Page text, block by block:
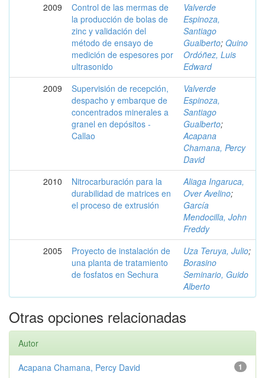
2009
Control de las mermas de
la producción de bolas de
zinc y validación del
método de ensayo de
medición de espesores por
ultrasonido
Valverde
Espinoza,
Santiago
Gualberto; Quino
Ordóñez, Luis
Edward
2009
Supervisión de recepción,
despacho y embarque de
concentrados minerales a
granel en depósitos -
Callao
Valverde
Espinoza,
Santiago
Gualberto;
Acapana
Chamana, Percy
David
2010
Nitrocarburación para la
durabilidad de matrices en
el proceso de extrusión
Aliaga Ingaruca,
Over Avelino;
García
Mendocilla, John
Freddy
2005
Proyecto de instalación de
una planta de tratamiento
de fosfatos en Sechura
Uza Teruya, Julio;
Borasino
Seminario, Guido
Alberto
Otras opciones relacionadas
Autor
1
Acapana Chamana, Percy David